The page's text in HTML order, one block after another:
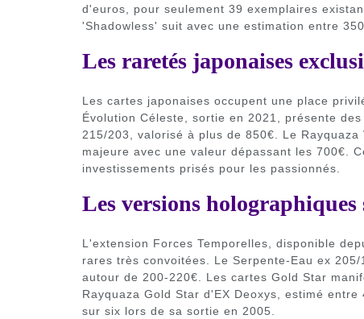
d'euros, pour seulement 39 exemplaires
'Shadowless' suit avec une estimation entre
Les raretés japonaises
Les cartes japonaises occupent une place
Évolution Céleste, sortie en 2021, présente
215/203, valorisé à plus de 850€. Le
majeure avec une valeur dépassant les 700€.
investissements prisés pour les passionnés.
Les versions holographiques
L'extension Forces Temporelles, disponible
rares très convoitées. Le Serpente-Eau ex
autour de 200-220€. Les cartes Gold Star
Rayquaza Gold Star d'EX Deoxys, estimé
sur six lors de sa sortie en 2005.